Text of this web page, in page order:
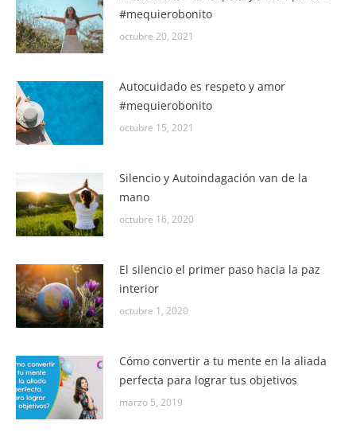
#mequierobonito
octubre 20, 2021
Autocuidado es respeto y amor
#mequierobonito
octubre 15, 2021
Silencio y Autoindagación van de la
mano
octubre 16, 2020
El silencio el primer paso hacia la paz
interior
octubre 1, 2020
Cómo convertir a tu mente en la aliada
perfecta para lograr tus objetivos
marzo 5, 2019